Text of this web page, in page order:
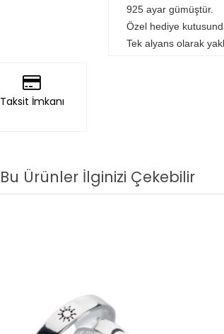
Taksit İmkanı
925 ayar gümüştür.
Özel hediye
Tek alyans olarak
Bu Ürünler İlginizi Çekebilir